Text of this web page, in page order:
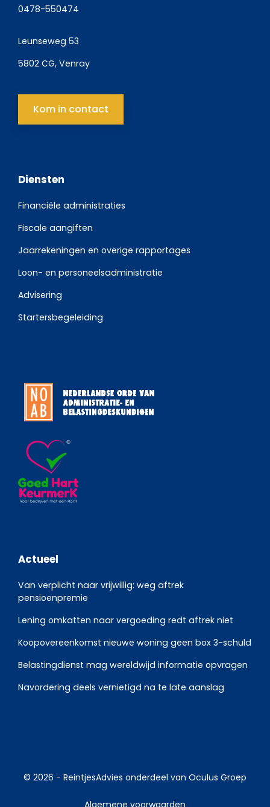
0478-550474
Leunseweg 53
5802 CG, Venray
Kom in contact
Diensten
Financiële administraties
Fiscale aangiften
Jaarrekeningen en overige rapportages
Loon- en personeelsadministratie
Advisering
Startersbegeleiding
Actueel
Van verplicht naar vrijwillig: weg aftrek
pensioenpremie
Lening omkatten naar vergoeding redt aftrek niet
Koopovereenkomst nieuwe woning geen box 3-schuld
Belastingdienst mag wereldwijd informatie opvragen
Navordering deels vernietigd na te late aanslag
© 2026 - ReintjesAdvies onderdeel van Oculus Groep